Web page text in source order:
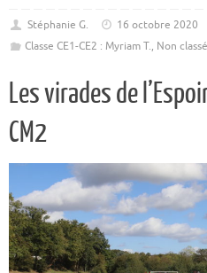
Stéphanie G.
16 octobre 2020
Classe CE1-CE2 : Myriam T., Non classé
Les virades de
CM2